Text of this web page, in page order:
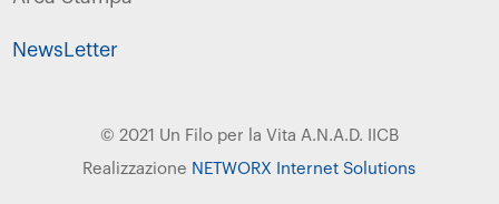
NewsLetter
© 2021 Un Filo per la Vita A.N.A.D. IICB
Realizzazione NETWORX Internet Solutions